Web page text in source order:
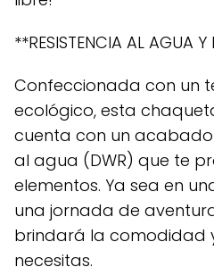
**RESISTENCIA AL AGUA
Confeccionada con un
ecológico, esta
cuenta con un
al agua (DWR) que te
elementos. Ya sea en
una jornada de
brindará la comodidad
necesitas.